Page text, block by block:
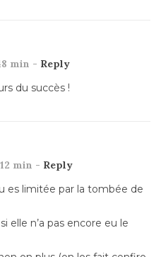
min - Reply
du succès !
min - Reply
es limitée par la tombée de
elle n’a pas encore eu le